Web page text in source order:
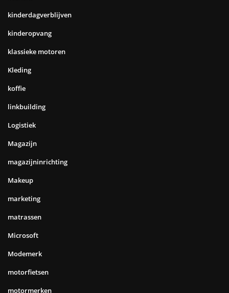
kinderdagverblijven
kinderopvang
klassieke motoren
Kleding
koffie
linkbuilding
Logistiek
Magazijn
magazijninrichting
Makeup
marketing
matrassen
Microsoft
Modemerk
motorfietsen
motormerken